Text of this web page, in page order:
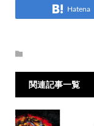
Hatena
関連記事一覧